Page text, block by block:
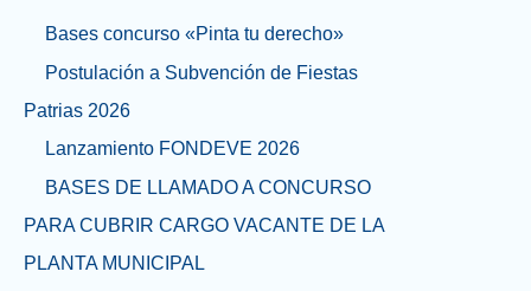
Bases concurso «Pinta tu derecho»
Postulación a Subvención de Fiestas
Patrias 2026
Lanzamiento FONDEVE 2026
BASES DE LLAMADO A CONCURSO
PARA CUBRIR CARGO VACANTE DE LA
PLANTA MUNICIPAL